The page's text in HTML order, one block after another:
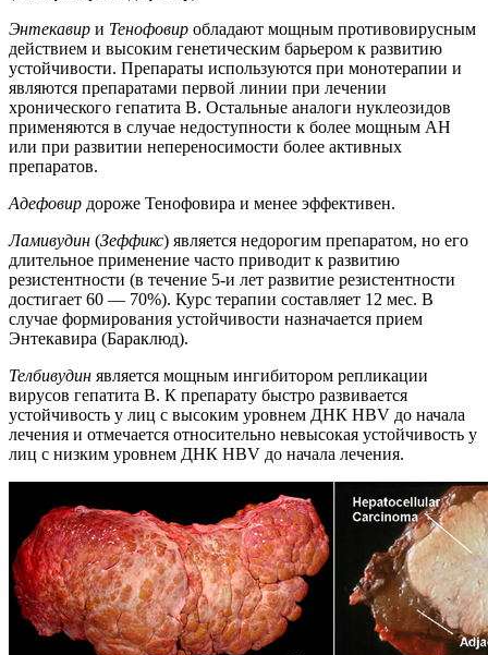
Энтекавир и Тенофовир обладают мощным противовирусным
действием и высоким генетическим барьером к развитию
устойчивости. Препараты используются при монотерапии и
являются препаратами первой линии при лечении
хронического гепатита В. Остальные аналоги нуклеозидов
применяются в случае недоступности к более мощным АН
или при развитии непереносимости более активных
препаратов.
Адефовир дороже Тенофовира и менее эффективен.
Ламивудин (Зеффикс) является недорогим препаратом, но его
длительное применение часто приводит к развитию
резистентности (в течение 5-и лет развитие резистентности
достигает 60 — 70%). Курс терапии составляет 12 мес. В
случае формирования устойчивости назначается прием
Энтекавира (Бараклюд).
Телбивудин является мощным ингибитором репликации
вирусов гепатита В. К препарату быстро развивается
устойчивость у лиц с высоким уровнем ДНК HBV до начала
лечения и отмечается относительно невысокая устойчивость у
лиц с низким уровнем ДНК HBV до начала лечения.